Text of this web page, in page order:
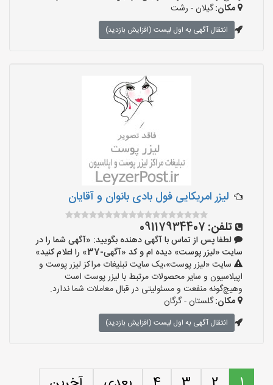
مکان:گیلان - رشت
انتقال آگهی به اول لیست (افزایش بازدید)
لیزر امریکایی فول بادی بانوان و آقایان
تلفن: 09117934407
لطفا پس از تماس با آگهی دهنده بگویید: «آگهی شما را در
سایت «لیزر پوست» دیده ام و کد «آگهی-37» را اعلام کنید»
سایت «لیزر پوست»،یک سایت تبلیغات مراکز لیزر پوست و
اپیلاسیون و سایر محصولات مرتبط با لیزر پوست است
وهیچ‌گونه منفعت و مسئولیتی در قبال معاملات شما ندارد.
مکان:گلستان - گرگان
انتقال آگهی به اول لیست (افزایش بازدید)